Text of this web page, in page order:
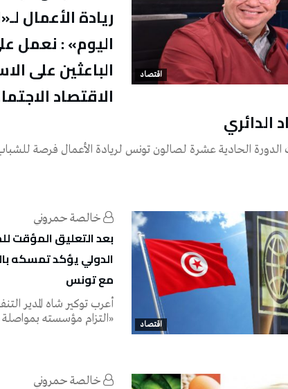
اقتصاد
ريادة الأعمال
اليوم» : نعمل
الباعثين على
الاقتصاد
الدائري
الدورة الحادية عشرة لصالون تونس لريادة الأعمال فرصة للشباب
اقتصاد
خالصة حمروني
بعد التعليق المؤقت
الدولي يؤكد تمسكه
مع تونس
أعرب توكير شاه المدير
«التزام مؤسسته
خالصة حمروني